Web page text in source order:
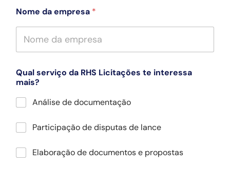
Nome da empresa *
Qual serviço da RHS Licitações te interessa
mais?
Análise de documentação
Participação de disputas de lance
Elaboração de documentos e propostas